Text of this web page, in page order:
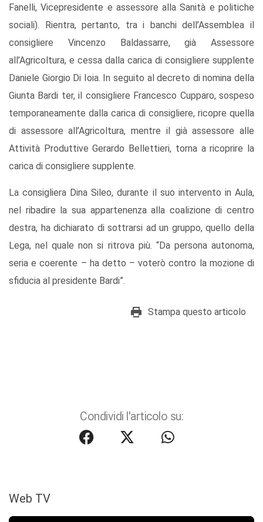
Fanelli, Vicepresidente e assessore alla Sanità e politiche
sociali). Rientra, pertanto, tra i banchi dell’Assemblea il
consigliere Vincenzo Baldassarre, già Assessore
all’Agricoltura, e cessa dalla carica di consigliere supplente
Daniele Giorgio Di Ioia. In seguito al decreto di nomina della
Giunta Bardi ter, il consigliere Francesco Cupparo, sospeso
temporaneamente dalla carica di consigliere, ricopre quella
di assessore all’Agricoltura, mentre il già assessore alle
Attività Produttive Gerardo Bellettieri, torna a ricoprire la
carica di consigliere supplente.
La consigliera Dina Sileo, durante il suo intervento in Aula,
nel ribadire la sua appartenenza alla coalizione di centro
destra, ha dichiarato di sottrarsi ad un gruppo, quello della
Lega, nel quale non si ritrova più. “Da persona autonoma,
seria e coerente – ha detto – voterò contro la mozione di
sfiducia al presidente Bardi”.
Stampa questo articolo
Condividi l'articolo su:
Web TV